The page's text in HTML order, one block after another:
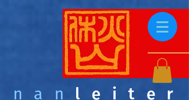
nan leiter